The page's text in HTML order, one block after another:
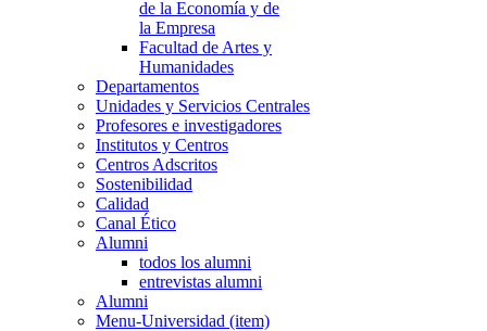
de la Economía y de
la Empresa
Facultad de Artes y
Humanidades
Departamentos
Unidades y Servicios Centrales
Profesores e investigadores
Institutos y Centros
Centros Adscritos
Sostenibilidad
Calidad
Canal Ético
Alumni
todos los alumni
entrevistas alumni
Alumni
Menu-Universidad (item)